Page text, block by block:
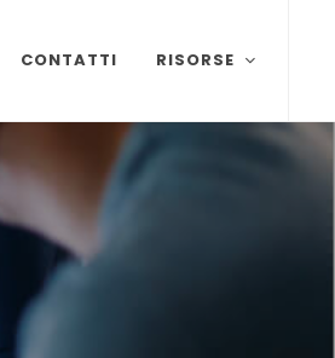
CONTATTI RISORSE